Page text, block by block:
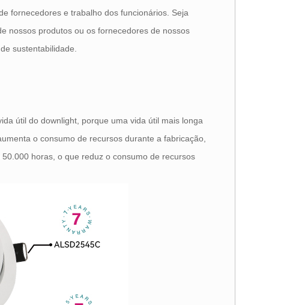
fornecedores e trabalho dos funcionários. Seja
nossos produtos ou os fornecedores de nossos
sustentabilidade.
útil do downlight, porque uma vida útil mais longa
o consumo de recursos durante a fabricação,
horas, o que reduz o consumo de recursos